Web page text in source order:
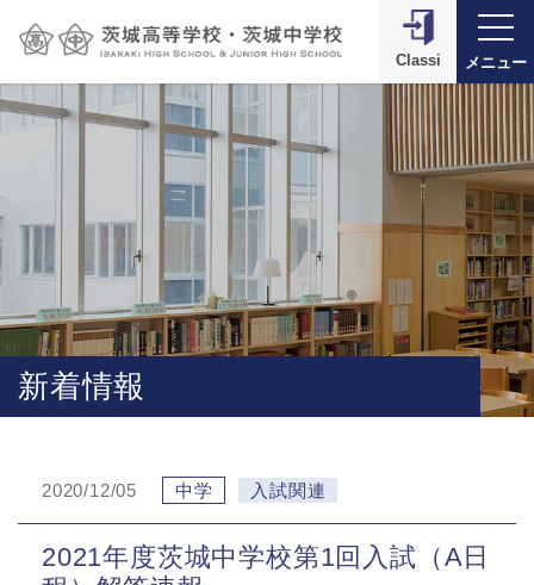
Classi メニュー
新着情報
2020/12/05 中学 入試関連
2021年度茨城中学校第1回入試（A日